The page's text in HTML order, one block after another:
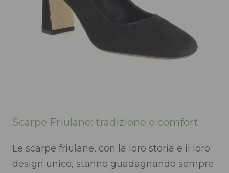
Scarpe Friulane: tradizione e comfort
Le scarpe friulane, con la loro storia e il loro
design unico, stanno guadagnando sempre